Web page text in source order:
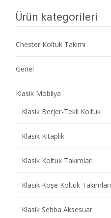
Ürün kategorileri
Chester Koltuk Takımı
Genel
Klasik Mobilya
Klasik Berjer-Tekli Koltuk
Klasik Kitaplık
Klasik Koltuk Takımları
Klasik Köşe Koltuk Takımları
Klasik Sehba Aksesuar